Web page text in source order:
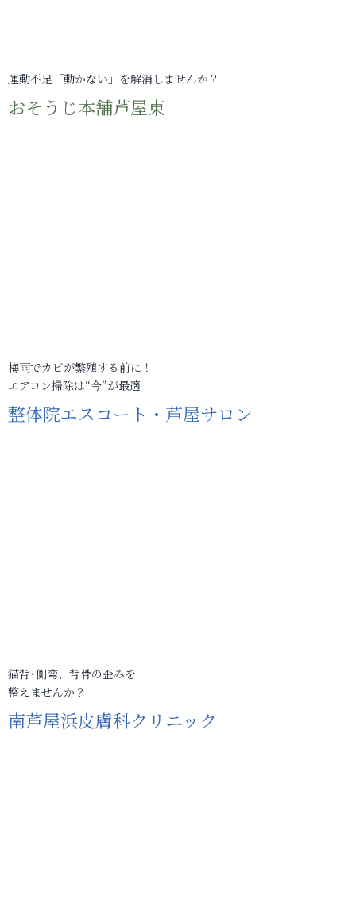
運動不足「動かない」を解消しませんか？
おそうじ本舗芦屋東
梅雨でカビが繁殖する前に！
エアコン掃除は“今”が最適
整体院エスコート・芦屋サロン
猫背･側弯、背骨の歪みを
整えませんか？
南芦屋浜皮膚科クリニック